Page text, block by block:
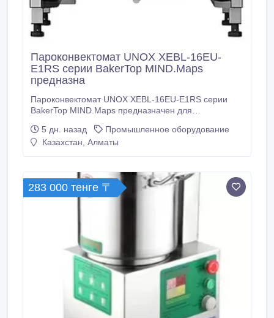
Пароконвектомат UNOX XEBL-16EU-
E1RS серии BakerTop MIND.Maps
предназна
Пароконвектомат UNOX XEBL-16EU-E1RS серии
BakerTop MIND.Maps предназначен для
хлебобулочных и кондитерских изделий на
предприятиях общественного питания и торговли, в
образными направляющими.
5 дн. назад
Промышленное оборудование
Казахстан, Алматы
283 000 тенге 〒